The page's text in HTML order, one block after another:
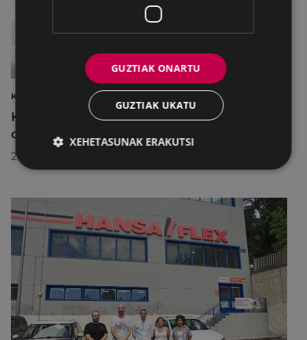
KIROLAK
Kirol-instalazioetako ordutegiak egokitu
dira abuztuan, hobekuntza-lanak egiteko
2026/07/29
GUZTIAK ONARTU
GUZTIAK UKATU
XEHETASUNAK ERAKUTSI